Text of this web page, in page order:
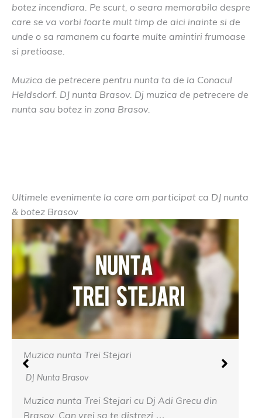
botez incendiara. Pe scurt, o seara memorabila despre
care se va vorbi foarte mult timp de aici inainte si de
unde o sa ramanem cu foarte multe amintiri frumoase
si pretioase.
Muzica de petrecere pentru nunta ta de la Conacul
Heldsdorf. DJ nunta Brasov. Dj muzica de petrecere de
nunta sau botez in zona Brasov.
Ultimele evenimente la care am participat ca DJ nunta
& botez Brasov
cu Dj Adi Grecu din
te distrezi,…
Muzica nunta Cetatea
de muzica veche sau